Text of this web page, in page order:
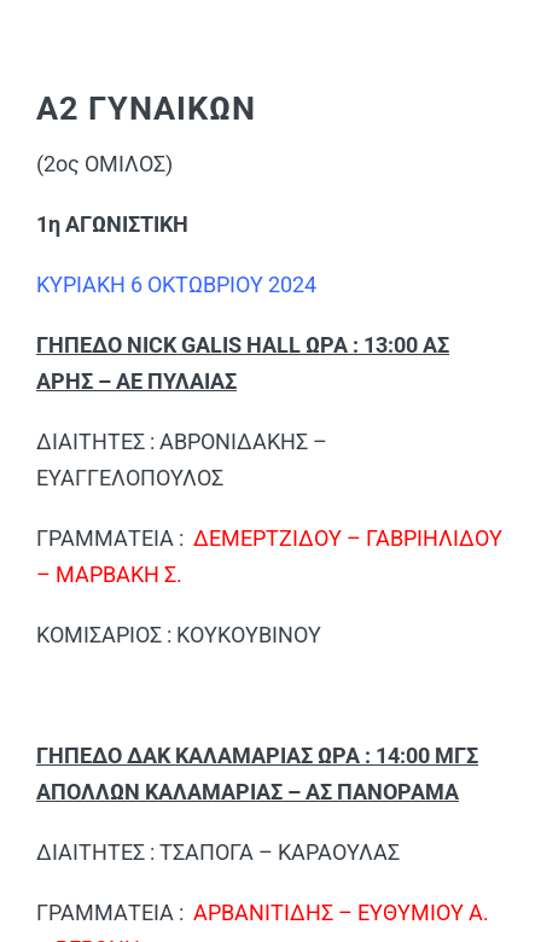
Α2 ΓΥΝΑΙΚΩΝ
(2ος ΟΜΙΛΟΣ)
1η ΑΓΩΝΙΣΤΙΚΗ
ΚΥΡΙΑΚΗ 6 ΟΚΤΩΒΡΙΟΥ 2024
ΓΗΠΕΔΟ NICK GALIS HALL ΩΡΑ : 13:00 ΑΣ
ΑΡΗΣ – ΑΕ ΠΥΛΑΙΑΣ
ΔΙΑΙΤΗΤΕΣ : ΑΒΡΟΝΙΔΑΚΗΣ –
ΕΥΑΓΓΕΛΟΠΟΥΛΟΣ
ΓΡΑΜΜΑΤΕΙΑ : ΔΕΜΕΡΤΖΙΔΟΥ – ΓΑΒΡΙΗΛΙΔΟΥ
– ΜΑΡΒΑΚΗ Σ.
ΚΟΜΙΣΑΡΙΟΣ : ΚΟΥΚΟΥΒΙΝΟΥ
ΓΗΠΕΔΟ ΔΑΚ ΚΑΛΑΜΑΡΙΑΣ ΩΡΑ : 14:00 ΜΓΣ
ΑΠΟΛΛΩΝ ΚΑΛΑΜΑΡΙΑΣ – ΑΣ ΠΑΝΟΡΑΜΑ
ΔΙΑΙΤΗΤΕΣ : ΤΣΑΠΟΓΑ – ΚΑΡΑΟΥΛΑΣ
ΓΡΑΜΜΑΤΕΙΑ : ΑΡΒΑΝΙΤΙΔΗΣ – ΕΥΘΥΜΙΟΥ Α.